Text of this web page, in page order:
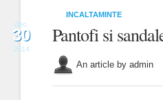
dec.
30
2014
INCALTAMINTE
Pantofi si
An article by admin